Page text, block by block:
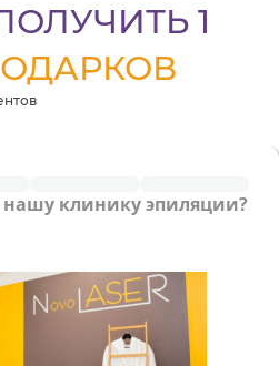
1
клинику эпиляции?